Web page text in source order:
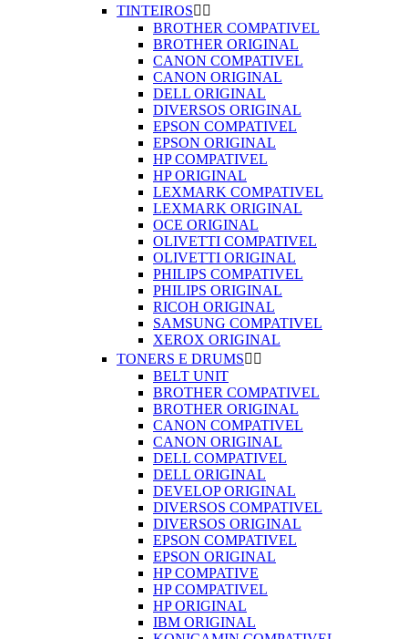
TINTEIROS 
BROTHER COMPATIVEL
BROTHER ORIGINAL
CANON COMPATIVEL
CANON ORIGINAL
DELL ORIGINAL
DIVERSOS ORIGINAL
EPSON COMPATIVEL
EPSON ORIGINAL
HP COMPATIVEL
HP ORIGINAL
LEXMARK COMPATIVEL
LEXMARK ORIGINAL
OCE ORIGINAL
OLIVETTI COMPATIVEL
OLIVETTI ORIGINAL
PHILIPS COMPATIVEL
PHILIPS ORIGINAL
RICOH ORIGINAL
SAMSUNG COMPATIVEL
XEROX ORIGINAL
TONERS E DRUMS 
BELT UNIT
BROTHER COMPATIVEL
BROTHER ORIGINAL
CANON COMPATIVEL
CANON ORIGINAL
DELL COMPATIVEL
DELL ORIGINAL
DEVELOP ORIGINAL
DIVERSOS COMPATIVEL
DIVERSOS ORIGINAL
EPSON COMPATIVEL
EPSON ORIGINAL
HP COMPATIVE
HP COMPATIVEL
HP ORIGINAL
IBM ORIGINAL